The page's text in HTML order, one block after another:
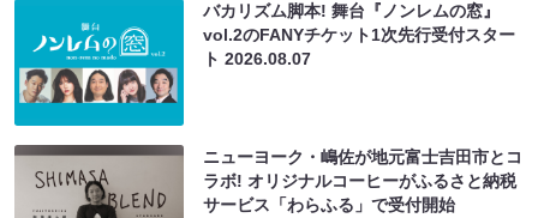
バカリズム脚本! 舞台『ノンレムの窓』
vol.2のFANYチケット1次先行受付スター
ト2026.08.07
ニューヨーク・嶋佐が地元富士吉田市とコ
ラボ! オリジナルコーヒーがふるさと納税
サービス「わらふる」で受付開始